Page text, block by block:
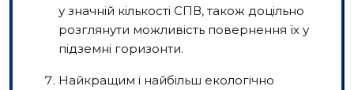
у значній кількості СПВ, також доцільно
розглянути можливість повернення їх у
підземні горизонти.
Найкращим і найбільш екологічно